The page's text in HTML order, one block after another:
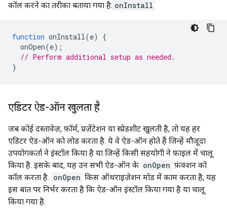
कॉल करने का तरीका बताया गया है: onInstall
function onInstall(e)
{
onOpen(e);
// Perform additional setup as needed.
}
एडिटर ऐड-ऑन खुलता है
जब कोई दस्तावेज़, फ़ॉर्म, प्रज़ेंटेशन या स्प्रेडशीट खुलती है, तो यह हर
एडिटर ऐड-ऑन को लोड करता है. ये वे ऐड-ऑन होते हैं जिन्हें मौजूदा
उपयोगकर्ता ने इंस्टॉल किया है या जिन्हें किसी सहयोगी ने फ़ाइल में चालू
किया है. इसके बाद, यह उन सभी ऐड-ऑन के onOpen फ़ंक्शन को
कॉल करता है. onOpen किस ऑथराइज़ेशन मोड में काम करता है, यह
इस बात पर निर्भर करता है कि ऐड-ऑन इंस्टॉल किया गया है या चालू
किया गया है.